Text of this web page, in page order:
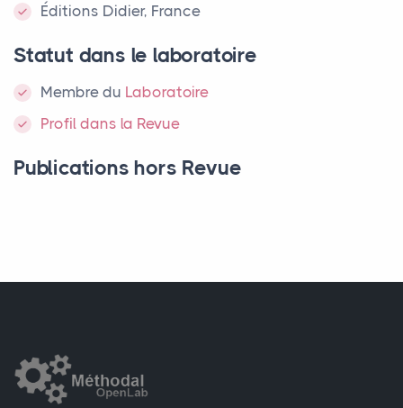
Éditions Didier, France
Statut dans le laboratoire
Membre du Laboratoire
Profil dans la Revue
Publications hors Revue